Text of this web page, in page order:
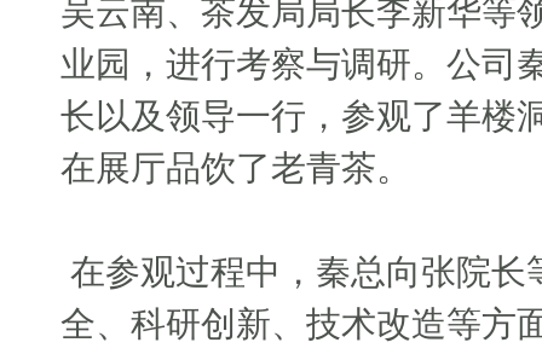
吴云南、茶发局局长李新华等
业园，进行考察与调研。公司
长以及领导一行，参观了羊楼
在展厅品饮了老青茶。
在参观过程中，秦总向张院
全、科研创新、技术改造等方